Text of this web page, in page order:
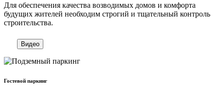
Для обеспечения качества возводимых домов и комфорта
будущих жителей необходим строгий и тщательный контроль
строительства.
Видео
Гостевой паркинг